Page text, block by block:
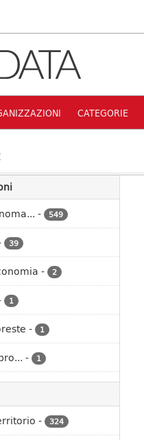
CATEGORIE
- 549
39
- 2
1
- 1
- 1
- 324